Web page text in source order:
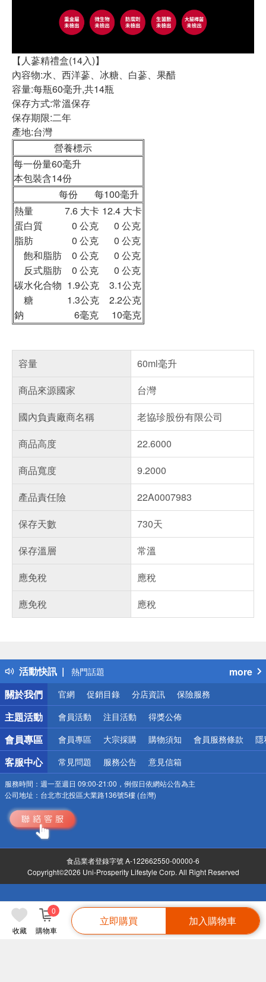
收藏 購物車
0
立即購買 加入購物車
【人蔘精禮盒(14入)】
內容物:水、西洋蔘、冰糖、白蔘、果醋
容量:每瓶60毫升,共14瓶
保存方式:常溫保存
保存期限:二年
產地:台灣
營養標示
每一份量60毫升
本包裝含14份
每份 每100毫升
熱量
7.6 大卡 12.4 大卡
蛋白質
0 公克 0 公克
脂肪
0 公克 0 公克
飽和脂肪 0 公克 0 公克
反式脂肪 0 公克 0 公克
碳水化合物 1.9公克 3.1公克
糖
1.3公克 2.2公克
鈉
6毫克 10毫克
容量
60ml毫升
商品來源國家
台灣
國內負責廠商名稱
老協珍股份有限公司
商品高度
22.6000
商品寬度
9.2000
產品責任險
22A0007983
保存天數
730天
保存溫層
常溫
應免稅
應稅
應免稅
應稅
活動快訊
得獎公告
熱門話題
銀行優惠
偏遠地區配送
詐騙網頁！請小心！
more
關於我們
官網 促銷目錄 分店資訊 保險服務
主題活動 會員活動 注目活動 得獎公佈
會員專區 會員專區 大宗採購 購物須知 會員服務條款 隱
客服中心 常見問題 服務公告 意見信箱
服務時間： 週一至週日 09:00-21:00，例假日依網站公告為主
公司地址： 台北市北投區大業路136號5樓 (台灣)
食品業者登錄字號 A-122662550-00000-6
Copyright©2026 Uni-Prosperity Lifestyle Corp. All Right Reserved